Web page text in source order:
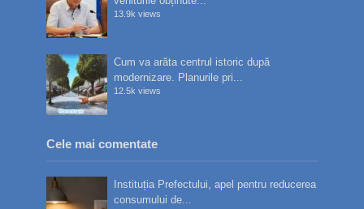
13.9k views
Cum va arăta centrul istoric după
modernizare. Planurile pri...
12.5k views
Cele mai comentate
Instituția Prefectului, apel pentru reducerea
consumului de...